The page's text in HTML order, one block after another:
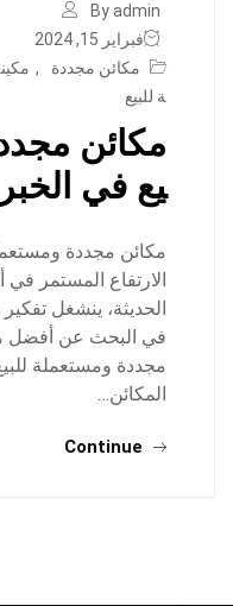
By admin
فبراير 15, 2024
مكائن مجددة
,
ة للبيع
مكائن
يع في الخبر
مكائن مجددة
الارتفاع المستمر
الحديثة، ينشغل
في البحث عن أفضل
مجددة ومستعملة
المكائن…
Continue